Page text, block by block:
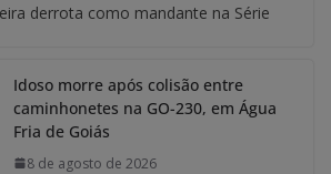
derrota como mandante na Série
Idoso morre após colisão entre
caminhonetes na GO-230, em Água
Fria de Goiás
8 de agosto de 2026